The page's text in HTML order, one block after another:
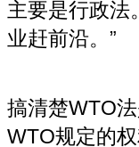
主要是行政法
业赶前沿。”
搞清楚WTO
WTO规定的